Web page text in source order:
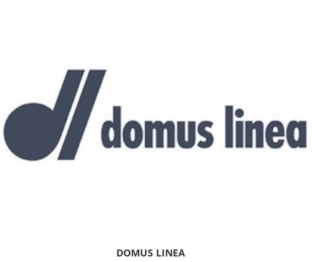
DOMUS LINEA